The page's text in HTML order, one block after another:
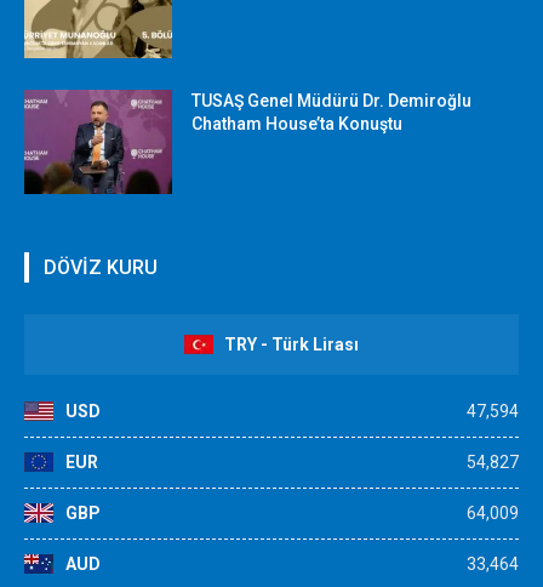
TUSAŞ Genel Müdürü Dr. Demiroğlu
Chatham House’ta Konuştu
DÖVİZ KURU
TRY - Türk Lirası
USD 47,594
EUR 54,827
GBP 64,009
AUD 33,464